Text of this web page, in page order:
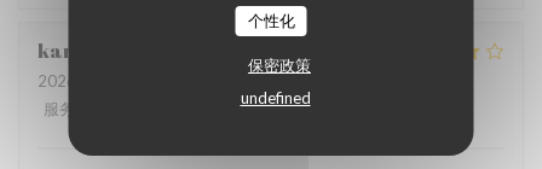
个性化
保密政策
undefined
karolien
2026-07-31
服务
4/5 质价比